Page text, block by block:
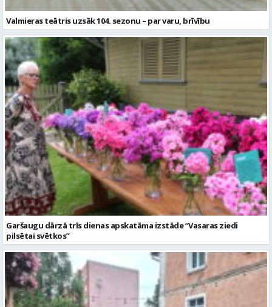
Valmieras teātris uzsāk 104. sezonu – par varu, brīvību
Garšaugu dārzā trīs dienas apskatāma izstāde “Vasaras ziedi
pilsētai svētkos”